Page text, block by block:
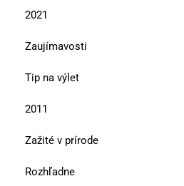
2021
Zaujímavosti
Tip na výlet
2011
Zažité v prírode
Rozhľadne